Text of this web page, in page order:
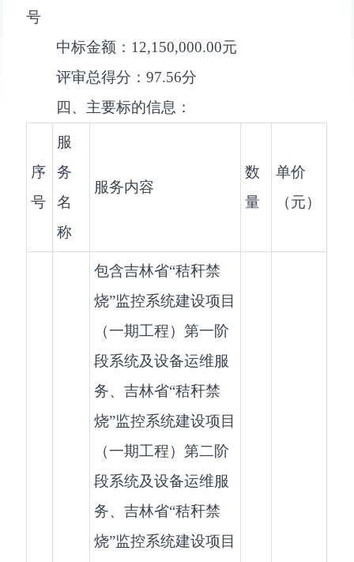
号
中标金额：12,150,000.00元
评审总得分：97.56分
四、主要标的信息：
序
号
服
务
名
称
服务内容
数
量
单价
（元）
包含吉林省“秸秆禁
烧”监控系统建设项目
（一期工程）第一阶
段系统及设备运维服
务、吉林省“秸秆禁
烧”监控系统建设项目
（一期工程）第二阶
段系统及设备运维服
务、吉林省“秸秆禁
烧”监控系统建设项目